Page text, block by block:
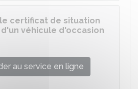
certificat de situation
véhicule d'occasion
au service en ligne